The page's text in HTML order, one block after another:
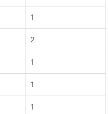
1
2
1
1
1